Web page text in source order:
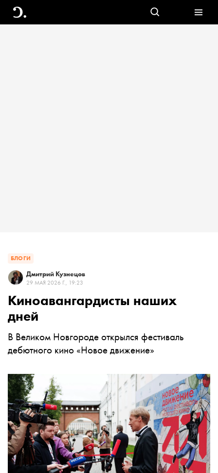
БЛОГИ
Дмитрий Кузнецов
29 МАЯ 2026 Г., 19:23
Киноавангардисты наших
дней
В Великом Новгороде открылся фестиваль
дебютного кино «Новое движение»